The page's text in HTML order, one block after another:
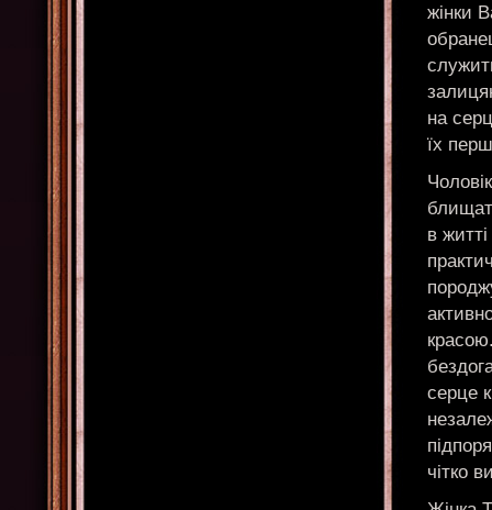
жінки
на
їх
в
серце
чітко